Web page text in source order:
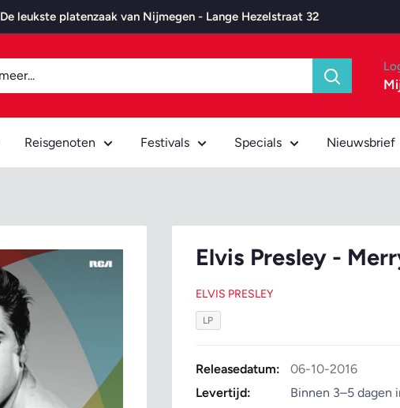
De leukste platenzaak van Nijmegen - Lange Hezelstraat 32
Reisgenoten Festivals Specials Nieuwsbrief
Elvis Presley -
ELVIS PRESLEY
LP
Releasedatum:
06-10-2016
Levertijd:
Binnen 3–5 dagen